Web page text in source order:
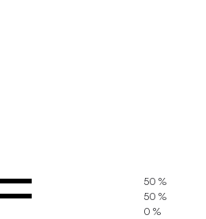
50 %
50 %
0 %